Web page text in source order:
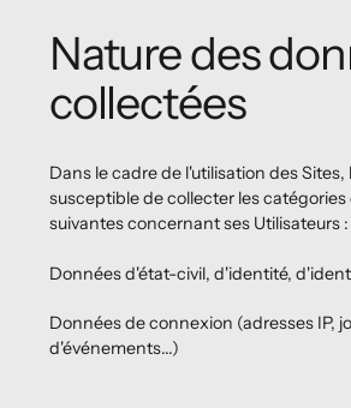
Nature des
collectées
Dans le cadre de l'utilisation des Sites,
susceptible de collecter les
suivantes concernant ses Utilisateurs :
Données d'état-civil, d'identité,
Données de connexion (adresses IP,
d'événements...)